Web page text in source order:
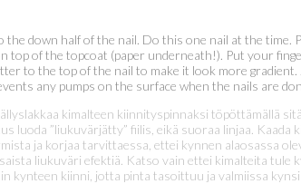
down half of the nail. Do this one nail at the
of the topcoat (paper underneath!). Put your
to the top of the nail to make it look more
any pumps on the surface when the nails are
kimalteen kiinnityspinnaksi töpöttämällä
”liukuvärjätty” fiilis, eikä suoraa linjaa.
ja korjaa tarvittaessa, ettei kynnen alaosassa
liukuväri efektiä. Katso vain ettei kimalteita tule
kynteen kiinni, jotta pinta tasoittuu ja valmiissa